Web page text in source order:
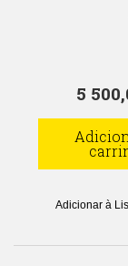
5
Adicionar à